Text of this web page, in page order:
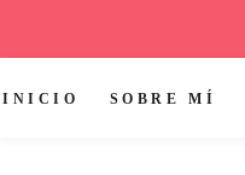
INICIO SOBRE MÍ